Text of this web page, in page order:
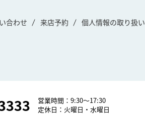
合わせ 来店予約
個人情報の取り扱い
営業時間：9:30～17:30
定休日：火曜日・水曜日